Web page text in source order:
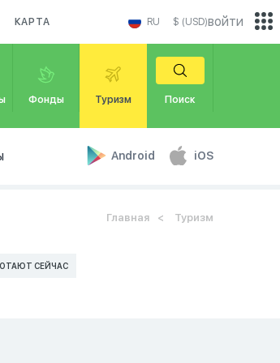
КАРТА RU $ (USD)
Фонды Туризм Поиск
Android iOS
войти
Главная Туризм
СЕЙЧАС